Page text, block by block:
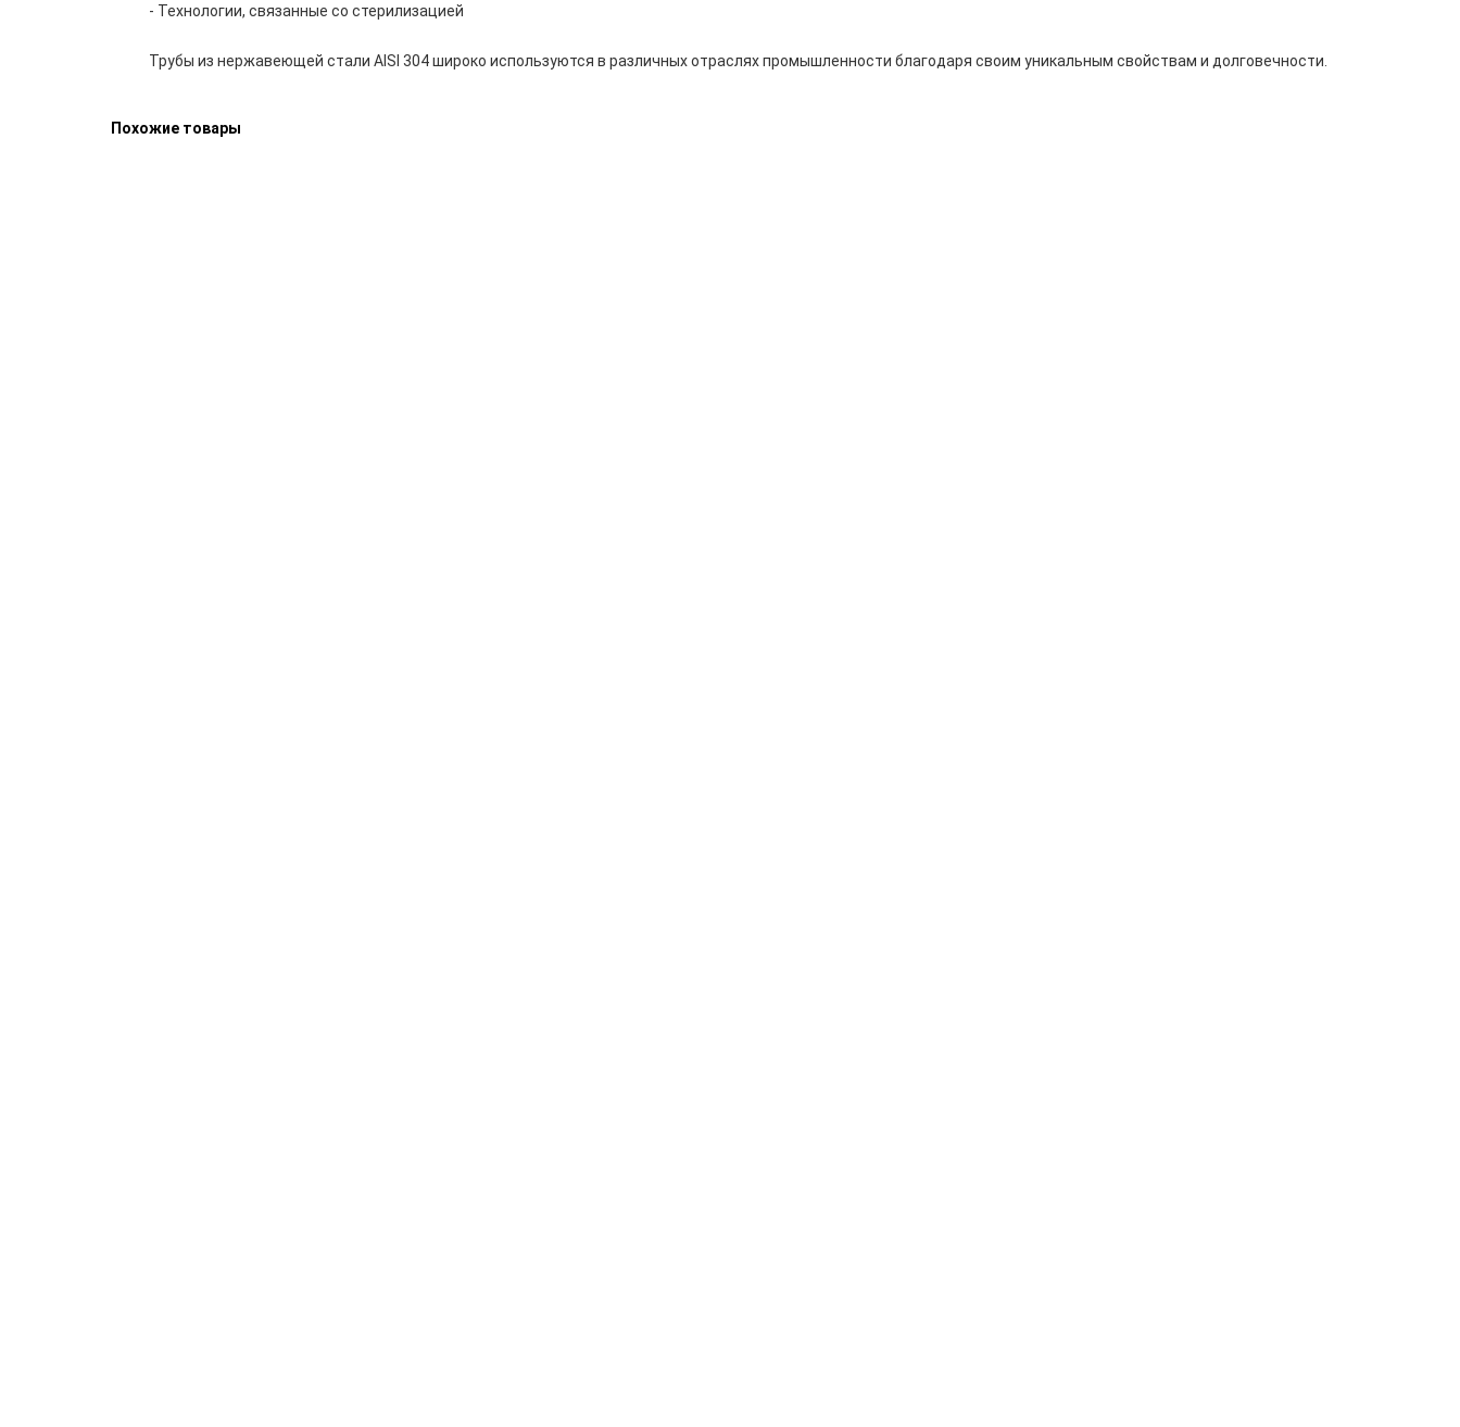
- Технологии, связанные со стерилизацией
Трубы из нержавеющей стали AISI 304 широко используются в различных отраслях промышленности благодаря своим уникальным свойствам и долговечности.
Похожие товары